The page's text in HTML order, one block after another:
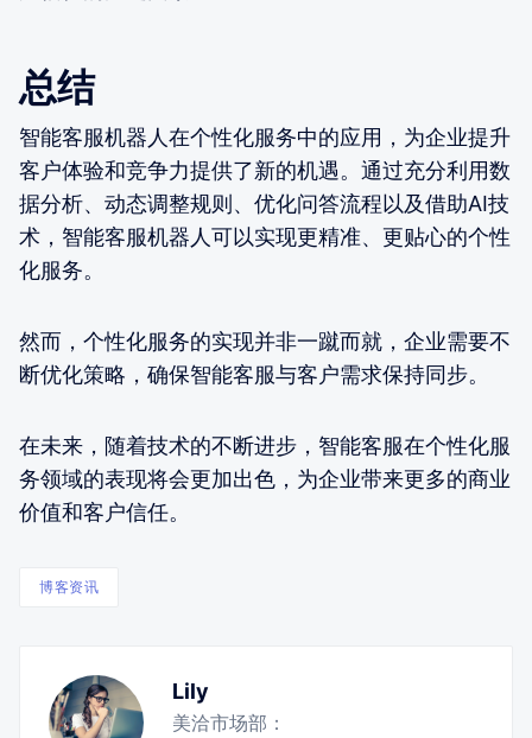
总结
智能客服机器人在个性化服务中的应用，为企业提升
客户体验和竞争力提供了新的机遇。通过充分利用数
据分析、动态调整规则、优化问答流程以及借助AI技
术，智能客服机器人可以实现更精准、更贴心的个性
化服务。
然而，个性化服务的实现并非一蹴而就，企业需要不
断优化策略，确保智能客服与客户需求保持同步。
在未来，随着技术的不断进步，智能客服在个性化服
务领域的表现将会更加出色，为企业带来更多的商业
价值和客户信任。
博客资讯
Lily
美洽市场部：